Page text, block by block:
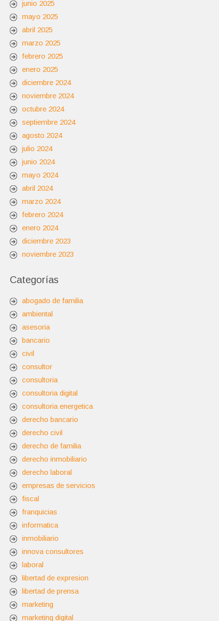
junio 2025
mayo 2025
abril 2025
marzo 2025
febrero 2025
enero 2025
diciembre 2024
noviembre 2024
octubre 2024
septiembre 2024
agosto 2024
julio 2024
junio 2024
mayo 2024
abril 2024
marzo 2024
febrero 2024
enero 2024
diciembre 2023
noviembre 2023
Categorías
abogado de familia
ambiental
asesoria
bancario
civil
consultor
consultoria
consultoria digital
consultoria energetica
derecho bancario
derecho civil
derecho de familia
derecho inmobiliario
derecho laboral
empresas de servicios
fiscal
franquicias
informatica
inmobiliario
innova consultores
laboral
libertad de expresion
libertad de prensa
marketing
marketing digital